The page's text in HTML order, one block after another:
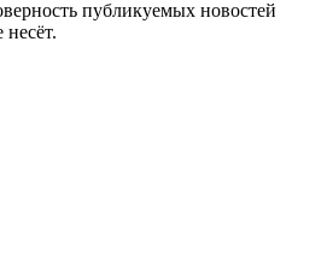
публикуемых новостей